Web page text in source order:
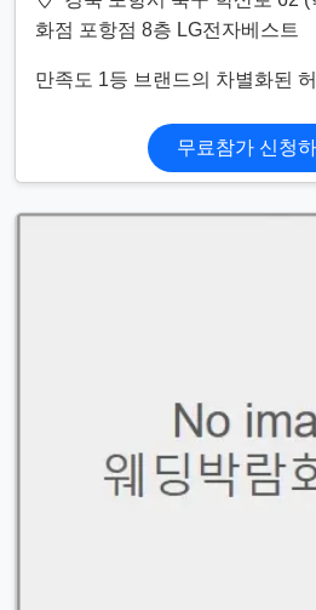
화점 포항점 8층 LG전자베스트
만족도 1등 브랜드의 차별화된
무료참가 신청